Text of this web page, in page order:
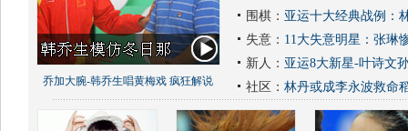
乔加大腕-韩乔生唱黄梅戏 疯狂解说
围棋： 亚运十大经典战例：
失意： 11大失意明星：张琳
新人： 亚运8大新星-叶诗文
社区： 林丹或成李永波救命